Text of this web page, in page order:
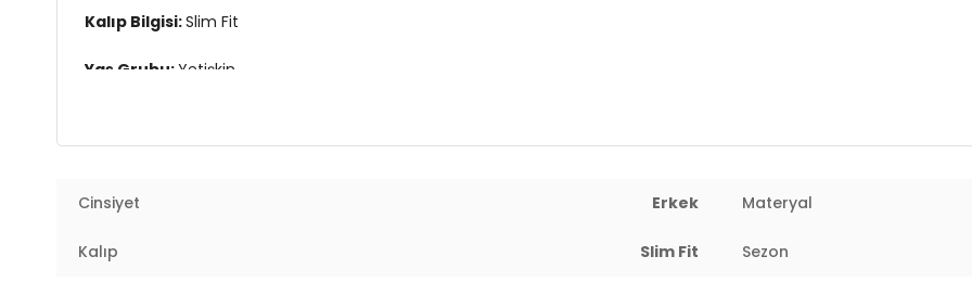
Kalıp Bilgisi:Slim Fit
Yaş Grubu:Yetişkin
Cinsiyet Erkek Materyal
Kalıp Slim Fit Sezon